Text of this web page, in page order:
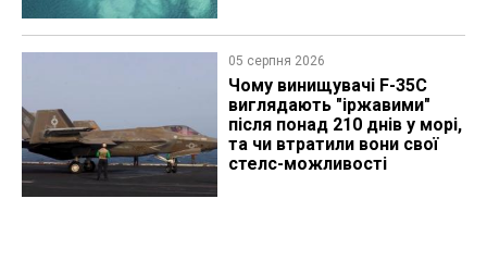
05 серпня 2026
Чому винищувачі F-35C
виглядають "іржавими"
після понад 210 днів у морі,
та чи втратили вони свої
стелс-можливості